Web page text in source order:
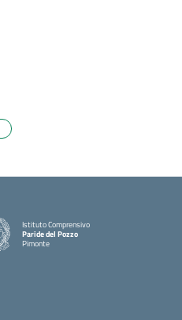
Istituto Comprensivo
Paride del Pozzo
Pimonte